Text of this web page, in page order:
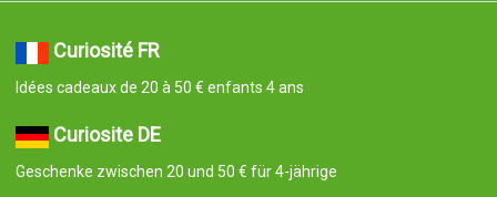
Curiosité FR
Idées cadeaux de 20 à 50 € enfants 4 ans
Curiosite DE
Geschenke zwischen 20 und 50 € für 4-jährige